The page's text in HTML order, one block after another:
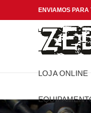
ENVIAMOS PARA
LOJA ONLINE